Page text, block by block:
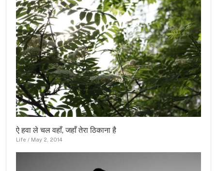
ऐ हवा ले चल वहाँ, जहाँ तेरा ठिकाना है
Life / May 2, 2014